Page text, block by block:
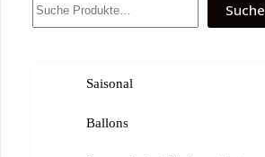
Suche
Saisonal
Ballons